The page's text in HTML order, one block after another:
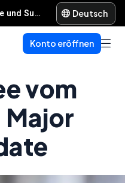
Hilfe und Support Deutsch
Konto eröffnen
vom